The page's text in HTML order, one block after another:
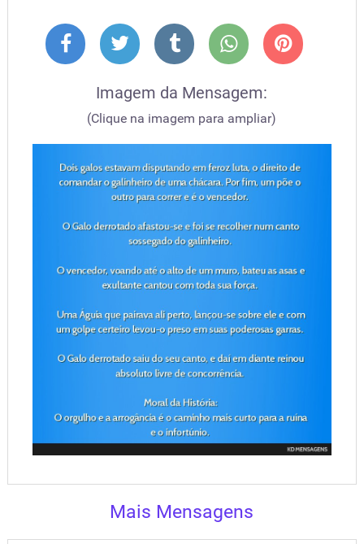
Imagem da Mensagem:
(Clique na imagem para ampliar)
Mais Mensagens